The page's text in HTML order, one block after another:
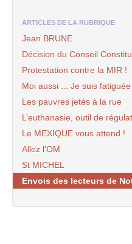
ARTICLES DE LA RUBRIQUE
Jean BRUNE
Décision du Conseil
Protestation contre la MIR !
Moi aussi ... Je suis fatiguée
Les pauvres jetés à la rue
L’euthanasie, outil de
Le MEXIQUE vous attend !
Allez l’OM
St MICHEL
Envois des lecteurs de